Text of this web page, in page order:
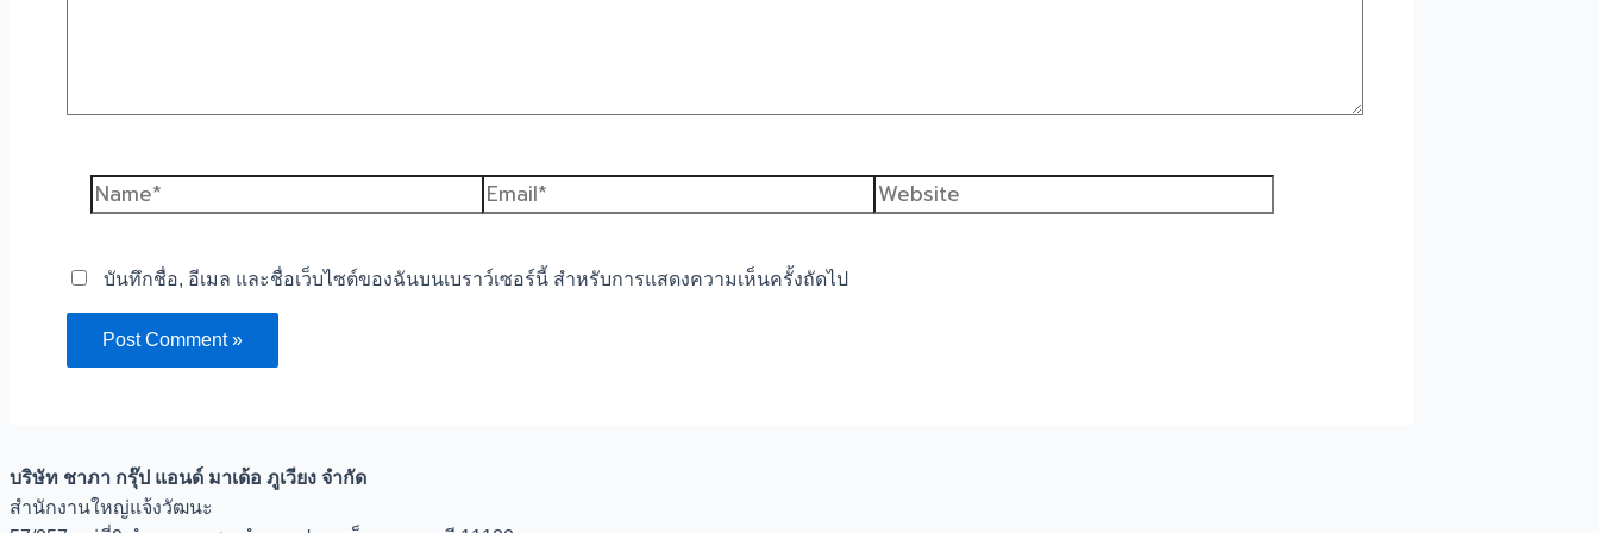
Name* Email* Website
บันทึกชื่อ, อีเมล และชื่อเว็บไซต์ของฉันบนเบราว์เซอร์นี้ สำหรับการแสดงความเห็นครั้งถัดไป
บริษัท ชาภา กรุ๊ป แอนด์ มาเด้อ ภูเวียง จำกัด
สำนักงานใหญ่แจ้งวัฒนะ